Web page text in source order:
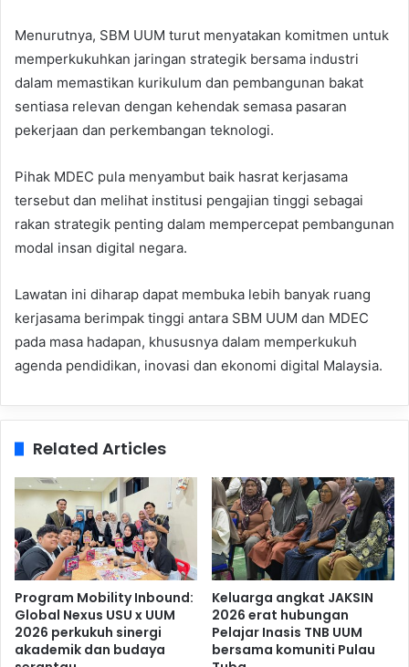
Menurutnya, SBM UUM turut menyatakan komitmen untuk
memperkukuhkan jaringan strategik bersama industri
dalam memastikan kurikulum dan pembangunan bakat
sentiasa relevan dengan kehendak semasa pasaran
pekerjaan dan perkembangan teknologi.
Pihak MDEC pula menyambut baik hasrat kerjasama
tersebut dan melihat institusi pengajian tinggi sebagai
rakan strategik penting dalam mempercepat pembangunan
modal insan digital negara.
Lawatan ini diharap dapat membuka lebih banyak ruang
kerjasama berimpak tinggi antara SBM UUM dan MDEC
pada masa hadapan, khususnya dalam memperkukuh
agenda pendidikan, inovasi dan ekonomi digital Malaysia.
Related Articles
Program Mobility Inbound:
Global Nexus USU x UUM
2026 perkukuh sinergi
akademik dan budaya
Keluarga angkat JAKSIN
2026 erat hubungan
Pelajar Inasis TNB UUM
bersama komuniti Pulau